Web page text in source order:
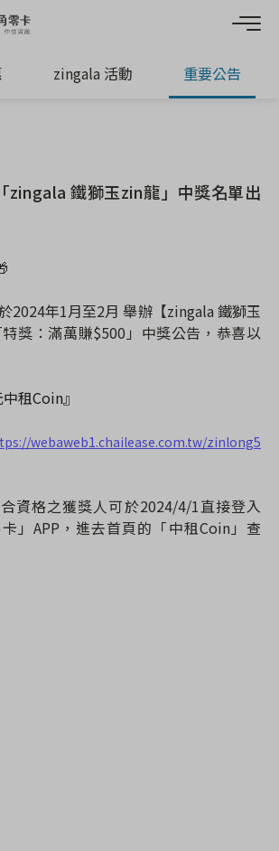
zingala 活動 重要公告
zingala 鐵獅玉zin龍」中獎名單出
2024年1月至2月 舉辦【zingala 鐵獅玉
獎：滿萬賺$500」中獎公告，恭喜以
租Coin』
webaweb1.chailease.com.tw/zinlong5
資格之獲獎人可於2024/4/1直接登入
卡」APP，進去首頁的「中租Coin」查